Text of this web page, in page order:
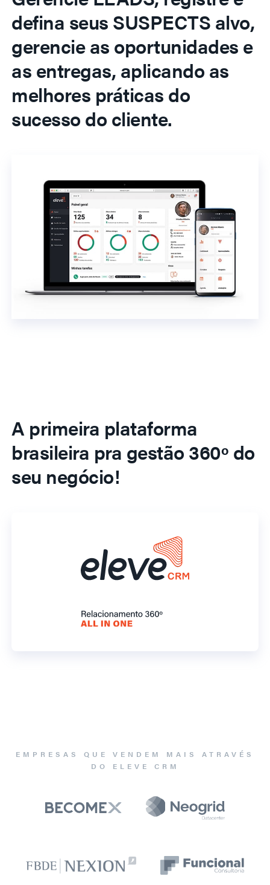
defina seus SUSPECTS alvo,
gerencie as oportunidades e
as entregas, aplicando as
melhores práticas do
sucesso do cliente.
A primeira plataforma
brasileira pra gestão 360º do
seu negócio!
EMPRESAS QUE VENDEM MAIS ATRAVÉS
DO ELEVE CRM